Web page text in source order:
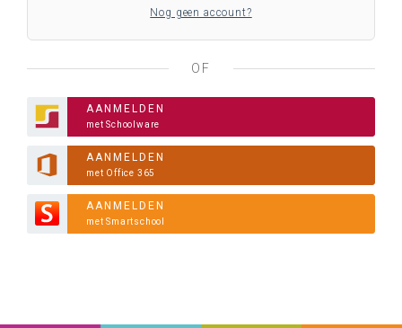
Nog geen account?
OF
AANMELDEN
met Schoolware
AANMELDEN
met Office 365
AANMELDEN
met Smartschool